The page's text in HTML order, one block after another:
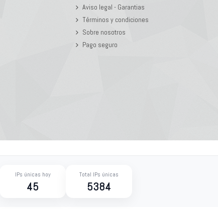
Aviso legal - Garantias
Términos y condiciones
Sobre nosotros
Pago seguro
IPs únicas hoy
45
Total IPs únicas
5384